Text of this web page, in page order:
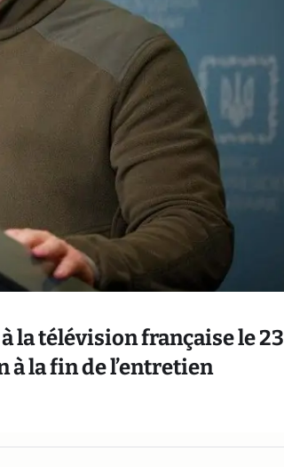
la télévision française le 23
à la fin de l’entretien